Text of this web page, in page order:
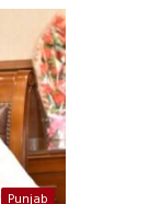
Punjab